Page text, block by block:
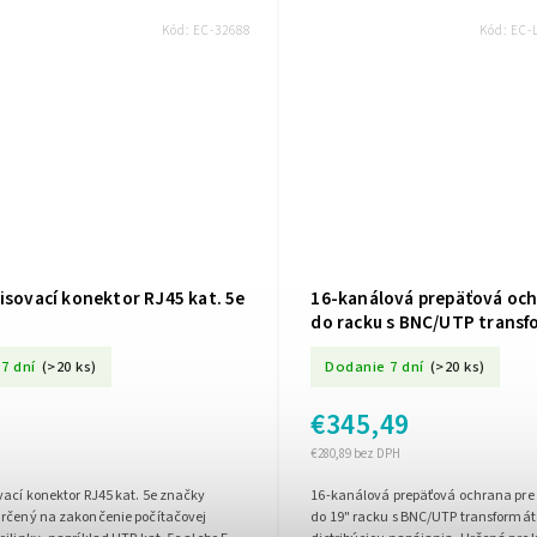
konektor RJ45 kat. 5e
dní (>20 ks)
konektor RJ45 kat. 5e značky
na zakončenie počítačovej
Kód: EC-32688
16-kanálová prepäťová
do racku s BNC/UTP
EXT-FPS
Dodanie 7 dní (>20 ks)
€280,89 bez DPH
€345,49
16-kanálová prepäťová ochrana pre
do 19" racku s BNC/UTP
Kód: EC-